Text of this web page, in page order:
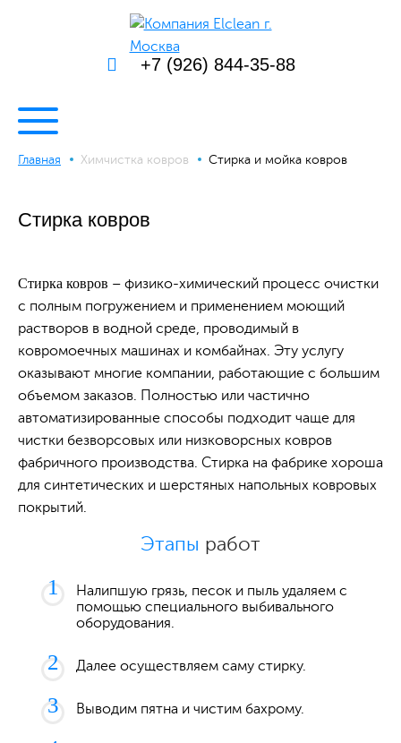
+7 (926) 844-35-88
Главная Химчистка ковров Стирка и мойка ковров
Стирка ковров
Стирка ковров – физико-химический процесс очистки
с полным погружением и применением моющий
растворов в водной среде, проводимый в
ковромоечных машинах и комбайнах. Эту услугу
оказывают многие компании, работающие с большим
объемом заказов. Полностью или частично
автоматизированные способы подходит чаще для
чистки безворсовых или низковорсных ковров
фабричного производства. Стирка на фабрике хороша
для синтетических и шерстяных напольных ковровых
покрытий.
Этапы работ
Налипшую грязь, песок и пыль удаляем с
помощью специального выбивального
оборудования.
Далее осуществляем саму стирку.
Выводим пятна и чистим бахрому.